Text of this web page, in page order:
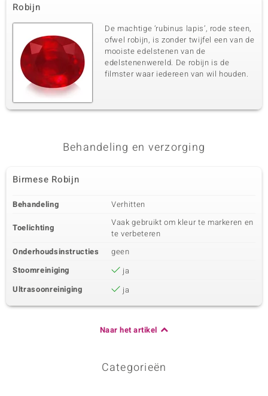
Zetting
Prong Myanmar
Vierde edelsteen
Edelsteen exact
Birmese Robijn
Aantal en grootte
Karaatgewicht som
Myanmar
Robijn
De machtige ‘rubinus lapis’, rode steen,
ofwel robijn, is zonder twijfel een van de
mooiste edelstenen van de
edelstenenwereld. De robijn is de
filmster waar iedereen van wil houden.
Behandeling en verzorging
Birmese Robijn
Behandeling Verhitten
Toelichting
Vaak gebruikt om kleur te markeren en
te verbeteren
Onderhoudsinstructies
geen
Stoomreiniging
ja
Ultrasoonreiniging
ja
Naar het artikel
Categorieën